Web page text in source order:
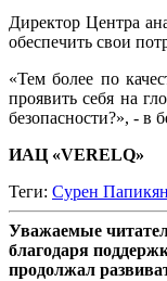
Директор Центра
обеспечить свои
«Тем более по
проявить себя на
безопасности?», - в
ИАЦ «VERELQ»
Теги: Сурен Папикян
Уважаемые
благодаря
продолжал